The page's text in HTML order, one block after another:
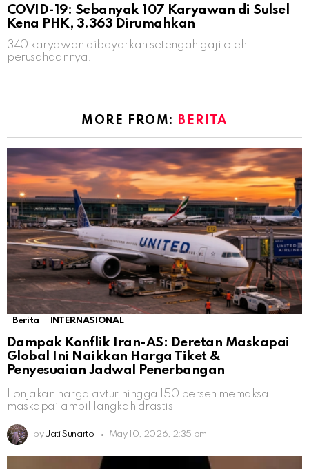
COVID-19: Sebanyak 107 Karyawan di Sulsel
Kena PHK, 3.363 Dirumahkan
340 karyawan dibayarkan setengah gaji oleh
perusahaannya.
MORE FROM: BERITA
Berita INTERNASIONAL
Dampak Konflik Iran-AS: Deretan Maskapai
Global Ini Naikkan Harga Tiket &
Penyesuaian Jadwal Penerbangan
Lonjakan harga avtur hingga 150 persen memaksa
maskapai ambil langkah drastis
by Jati Sunarto May 10, 2026, 2:35 pm